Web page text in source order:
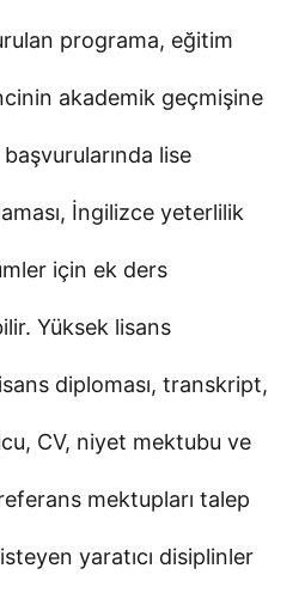
programa, eğitim
akademik geçmişine
lise
İngilizce yeterlilik
için ek ders
Yüksek lisans
diploması, transkript,
CV, niyet mektubu ve
mektupları talep
yaratıcı disiplinler